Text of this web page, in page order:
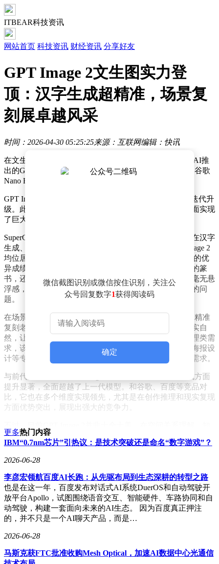
ITBEAR科技资讯
网站首页 科技资讯 财经资讯 分享好友
GPT Image 2文生图实力登
顶：汉字生成超精准，场景复
刻展卓越风采
时间：2026-04-30 05:25:25来源：互联网编辑：快讯
在文生图技术领域，一场激烈的竞争有了新结果。OpenAI推
出的GPT Image 2模型在权威评测中脱颖而出，成功超越谷歌
Nano Banana2，登顶全球第一，成为行业焦点。
GPT Image 2于4月21日正式上线，此前经过了多个月的迭代升
级。此次升级让它在画质、理解力和细节还原能力等方面实现
了巨大飞跃，展现出强大的技术实力。
SuperCLUE评测数据清晰地显示出该模型的卓越表现。在汉字
生成、现实复现、图像质量等多个核心维度上，GPT Image 2
均位居榜首。特别是在汉字生成方面，它取得了93.07分的优
异成绩，文字准确度更是达到满分。无论是青花瓷器上的篆
书，还是亚克力材质上的金色字体，它都能完美融合，毫无悬
浮感，彻底解决了海外模型生成汉字乱码这一长期存在的问
题。
在场景还原能力上，GPT Image 2同样表现出色。它能够精准
复刻老式面包店、非遗打铁花等复杂画面，细节之处真实自
然，让人仿佛身临其境。同时，对于长提示词和逻辑推理类需
求，该模型也能理解到位，能够准确生成科学原理图、海报设
计等专业画面，指令遵循度极高，满足了多样化的创作需求。
与前代产品相比，GPT Image 2在图文一致性和汉字生成方面
提升显著，全面超越了上一代模型。和谷歌、百度等竞品对
比，它也在多个维度实现领先，尤其是在创作推理和现实复现
方面优势突出，展现出强大的竞争力。
识推理等方面仍有优化空间。但整体而言，它已经达到行业顶
尖水平，为文生图技术的发展树立了新的标杆，推动该技术进
入了一个全新阶段。
微信截图识别或微信按住识别，关注公
众号回复数字1获得阅读码
确定
更多热门内容
IBM“0.7nm芯片”引热议：是技术突破还是命名“数字游戏”？
2026-06-28
李彦宏领航百度AI长跑：从先驱布局到生态深耕的转型之路
也是在这一年，百度发布对话式AI系统DuerOS和自动驾驶开
放平台Apollo，试图围绕语音交互、智能硬件、车路协同和自
动驾驶，构建一套面向未来的AI生态。 因为百度真正押注
的，并不只是一个AI聊天产品，而是…
2026-06-28
马斯克获FTC批准收购Mesh Optical，加速AI数据中心光通信